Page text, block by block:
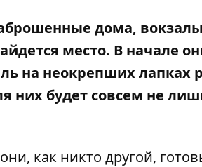
дома,
место. В начале
на неокрепших
них будет совсем не
как никто другой,